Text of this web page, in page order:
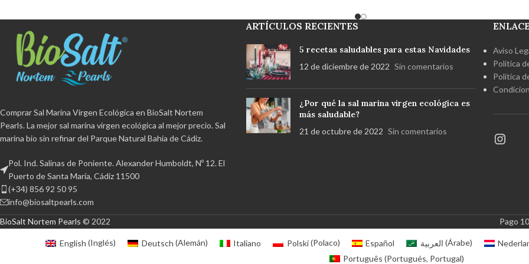
antiapelmazante.
Con certificación
ecológicaLibre de BPA y 100% reciclable
Producto artesanal procedente del
Parque Natural Bahía de Cádiz.
antiapelmazante.Con certificación
Producto artesanal procedente del
Parque Natural Bahía de Cádiz. Accesorio
de molinillo sin relleno
Con certificación
Producto artesanal procedente del
Parque Natural Bahía de Cádiz.
Comprar Sal Marina Virgen Ecológica en BioSalt Nortem
Pearls. La mejor sal marina virgen ecológica al mejor precio. Sal
marina bio sin refinar del Parque Natural Bahía de Cádiz.
Pol. Ind. Salinas de Poniente. Alexander Humboldt, Nº 12. El
Puerto de Santa María, Cádiz 11500
(+34) 856 92 50 95
info@biosaltpearls.com
ARTÍCULOS RECIENTES
5 recetas saludables para estas Navidades
12 de diciembre de 2022 Sin comentarios
¿Por qué la sal marina virgen ecológica es
más saludable?
21 de octubre de 2022 Sin comentarios
Aviso
Política
Política
BioSalt Nortem Pearls © 2022 Pago
English (Inglés) Deutsch (Alemán) Italiano Polski(Polaco) Español العربية (Árabe)
Português (Portugués, Portugal)